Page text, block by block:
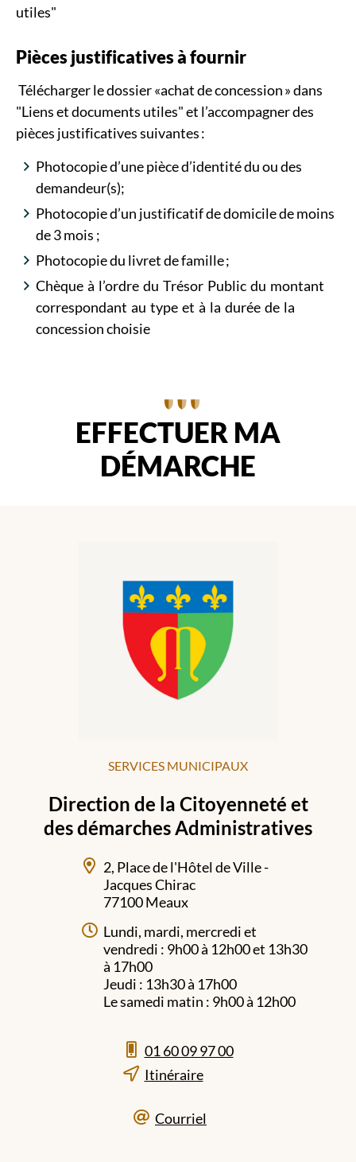
utiles"
Pièces justificatives à fournir
Télécharger le dossier «achat de concession » dans
"Liens et documents utiles" et l’accompagner des
pièces justificatives suivantes :
Photocopie d’une pièce d’identité du ou des
demandeur(s);
Photocopie d’un justificatif de domicile de moins
de 3 mois ;
Photocopie du livret de famille ;
Chèque à l’ordre du Trésor Public du montant
correspondant au type et à la durée de la
concession choisie
EFFECTUER MA
DÉMARCHE
SERVICES MUNICIPAUX
Direction de la Citoyenneté et
des démarches Administratives
2, Place de l'Hôtel de Ville -
Jacques Chirac
77100 Meaux
Lundi, mardi, mercredi et
vendredi : 9h00 à 12h00 et 13h30
à 17h00
Jeudi : 13h30 à 17h00
Le samedi matin : 9h00 à 12h00
01 60 09 97 00
Itinéraire
Courriel